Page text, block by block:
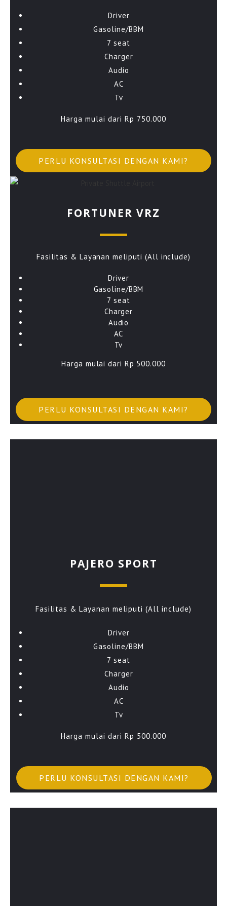
Driver
Gasoline/BBM
7 seat
Charger
Audio
AC
Tv
Harga mulai dari Rp 750.000
PERLU KONSULTASI DENGAN KAMI?
FORTUNER VRZ
Fasilitas & Layanan meliputi (All include)
Driver
Gasoline/BBM
7 seat
Charger
Audio
AC
Tv
Harga mulai dari Rp 500.000
PERLU KONSULTASI DENGAN KAMI?
PAJERO SPORT
Fasilitas & Layanan meliputi (All include)
Driver
Gasoline/BBM
7 seat
Charger
Audio
AC
Tv
Harga mulai dari Rp 500.000
PERLU KONSULTASI DENGAN KAMI?